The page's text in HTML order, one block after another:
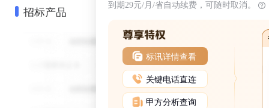
招标产品 到期29元/月/省自动续费，可随时取消。
标讯详情查看
关键电话直连
甲方分析查询